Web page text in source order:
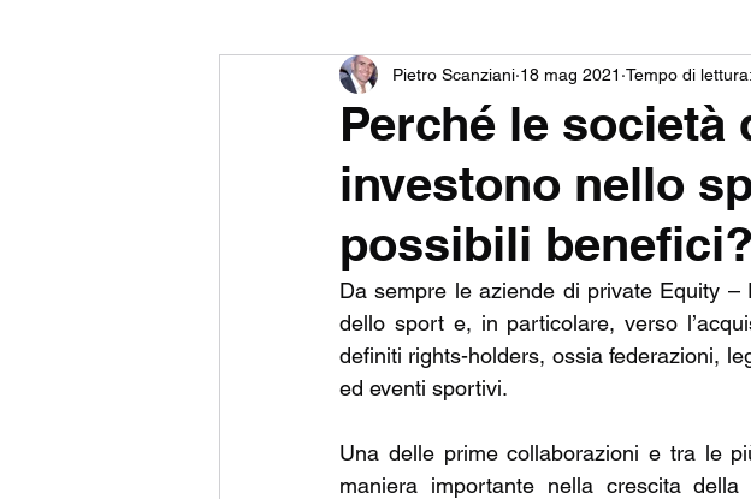
FEDERAZIONE ITALIANA RUGBY
UNITED RUGBY CHAMPIONSHIP TOP14
CHALLENGE CUP
Perché le
investono nello
possibili benefici?
Pietro Scanziani 18 mag 2021 Tempo di
Da sempre le aziende di private Equity
dello sport e, in particolare, verso
definiti rights-holders, ossia federazioni,
ed eventi sportivi.
Una delle prime collaborazioni e tra le
maniera importante nella crescita